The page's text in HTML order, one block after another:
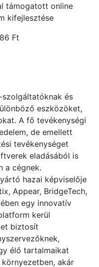
támogatott online
kifejlesztése
Ft
szolgáltatóknak és
eszközöket,
A fő tevékenységi
de emellett
tevékenységet
eladásából is
a cégnek.
hazai képviselője
Appear, BridgeTech,
egy innovatív
kerül
biztosít
élő tartalmaikat
akár